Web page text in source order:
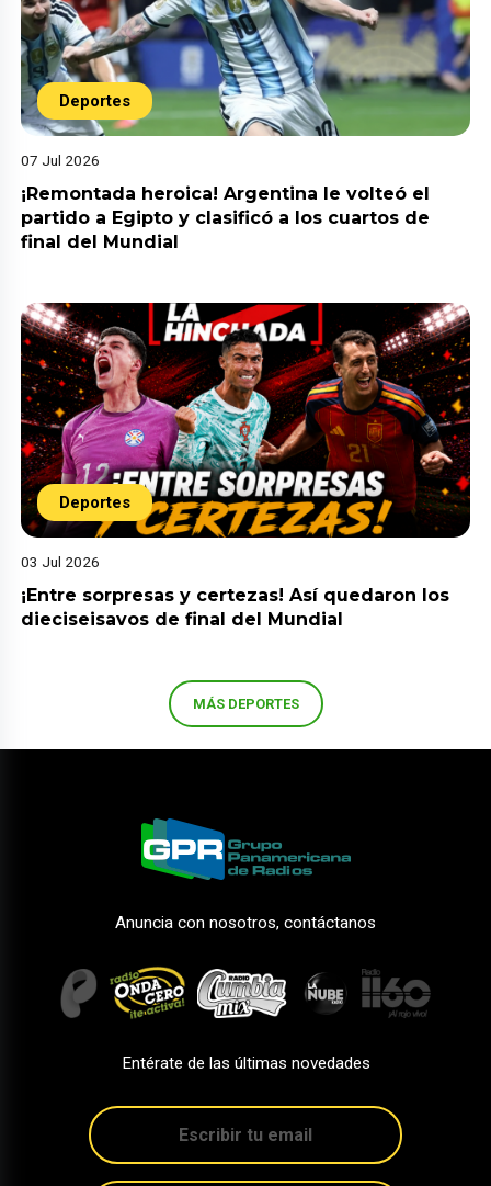
Deportes
07 Jul 2026
¡Remontada heroica! Argentina le volteó el
partido a Egipto y clasificó a los cuartos de
final del Mundial
Deportes
03 Jul 2026
¡Entre sorpresas y certezas! Así quedaron los
dieciseisavos de final del Mundial
MÁS DEPORTES
Anuncia con nosotros, contáctanos
Entérate de las últimas novedades